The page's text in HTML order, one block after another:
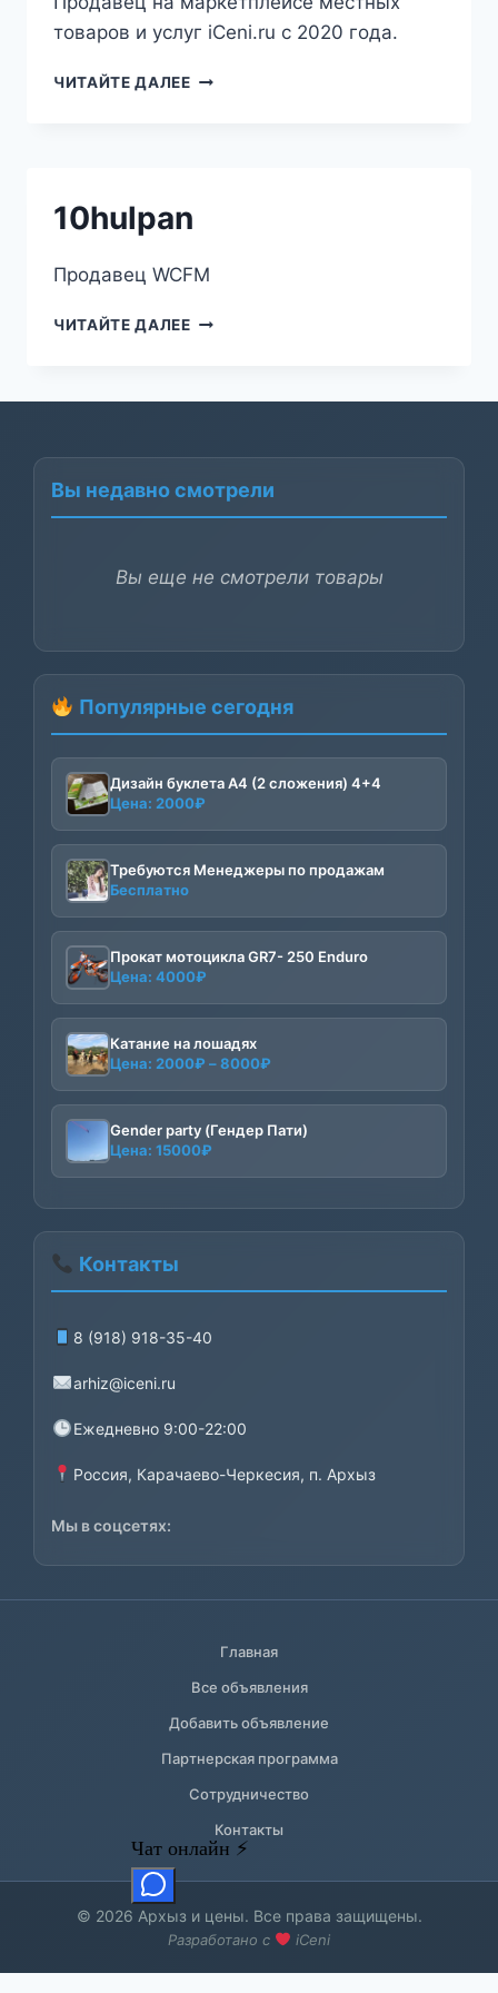
товаров и услуг iCeni.ru с 2020 года.
ЧИТАЙТЕ ДАЛЕЕМЕСТНЫЙ
10hulpan
Продавец WCFM
ЧИТАЙТЕ ДАЛЕЕ10HULPAN
Вы недавно смотрели
Вы еще не смотрели товары
Популярные сегодня
Дизайн буклета А4 (2 сложения) 4+4
Цена: 2000₽
Требуются Менеджеры по продажам
Бесплатно
Прокат мотоцикла GR7- 250 Enduro
Цена: 4000₽
Катание на лошадях
Цена: 2000₽ –8000₽
2000₽
–
Gender party (Гендер Пати)
Цена: 15000₽
Контакты
8 (918) 918-35-40
arhiz@iceni.ru
Ежедневно 9:00-22:00
Россия, Карачаево-Черкесия, п. Архыз
Мы в соцсетях:
Главная
Все объявления
Добавить объявление
Партнерская программа
Сотрудничество
Контакты
© 2026 Архыз и цены. Все права защищены.
Разработано с iCeni